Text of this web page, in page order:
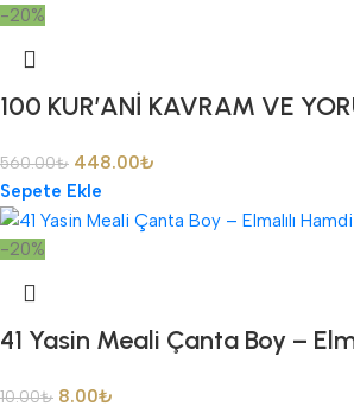
-20%
100 KUR’ANİ KAVRAM VE
560.00₺ 448.00₺
Sepete Ekle
-20%
41 Yasin Meali Çanta Boy –
10.00₺ 8.00₺